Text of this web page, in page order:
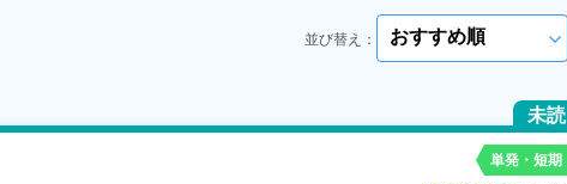
並び替え： arrow_forward_ios
未読
単発・短期